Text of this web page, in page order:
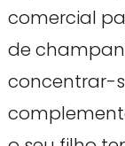
comercial
de
concentrar-